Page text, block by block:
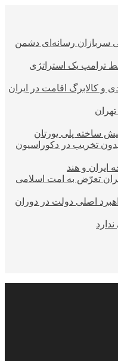
سربازان رسانه‌ای دشمن
ترامپ یک استراتژی
و کالابرگ اقامت در ایران
ساخته پلی یورتان
تخریب در دکوراسیون
ایران و هند
تعرّض به امت اسلامی
اصلی دولت در دوران